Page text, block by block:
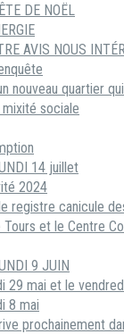
DE NOËL
AVIS NOUS
nouveau quartier
sociale
14 juillet
2024
registre canicule
et le Centre
9 JUIN
29 mai et le
8 mai
prochainement